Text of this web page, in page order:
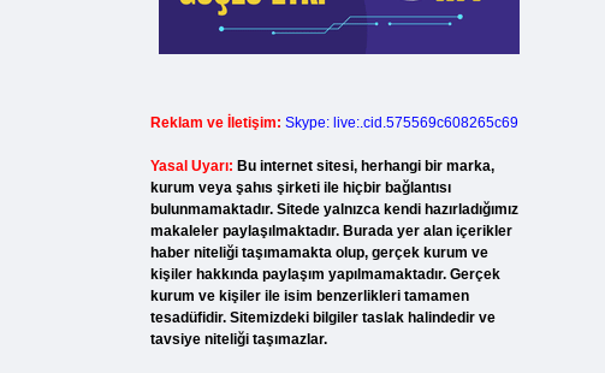
Reklam ve İletişim: Skype: live:.cid.575569c608265c69
Yasal Uyarı: Bu internet sitesi, herhangi bir marka,
kurum veya şahıs şirketi ile hiçbir bağlantısı
bulunmamaktadır. Sitede yalnızca kendi hazırladığımız
makaleler paylaşılmaktadır. Burada yer alan içerikler
haber niteliği taşımamakta olup, gerçek kurum ve
kişiler hakkında paylaşım yapılmamaktadır. Gerçek
kurum ve kişiler ile isim benzerlikleri tamamen
tesadüfidir. Sitemizdeki bilgiler taslak halindedir ve
tavsiye niteliği taşımazlar.